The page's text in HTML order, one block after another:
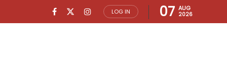
LOG IN 07 AUG
2026